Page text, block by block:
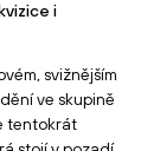
i
svižnějším
ve skupině
tentokrát